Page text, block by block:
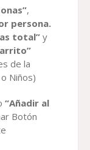
,
persona.
total” y
de la
Niños)
“Añadir al
Botón